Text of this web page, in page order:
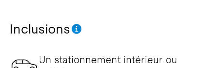
Inclusions
Un stationnement intérieur ou